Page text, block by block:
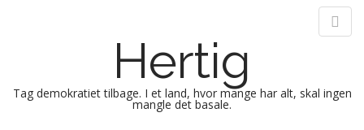
Hertig
Tag demokratiet tilbage. I et land, hvor mange har alt, skal ingen
mangle det basale.